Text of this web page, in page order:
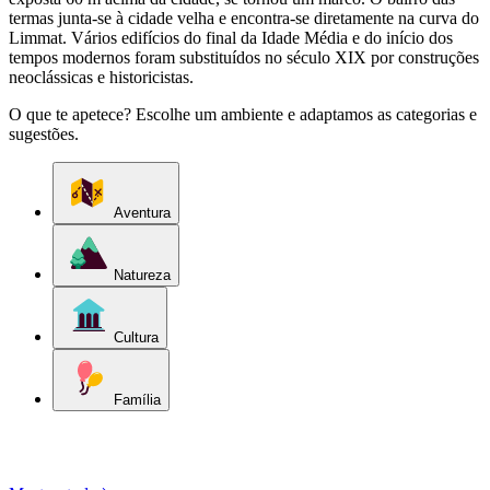
termas junta-se à cidade velha e encontra-se diretamente na curva do
Limmat. Vários edifícios do final da Idade Média e do início dos
tempos modernos foram substituídos no século XIX por construções
neoclássicas e historicistas.
O que te apetece? Escolhe um ambiente e adaptamos as categorias e
sugestões.
Aventura
Natureza
Cultura
Família